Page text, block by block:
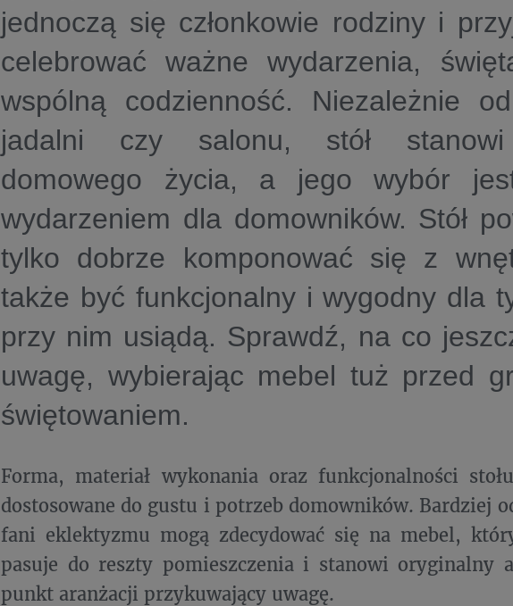
jednoczą się członkowie rodziny i
celebrować ważne wydarzenia,
wspólną codzienność. Niezależnie
jadalni czy salonu, stół stanowi
domowego życia, a jego wybór
wydarzeniem dla domowników. Stół
tylko dobrze komponować się z
także być funkcjonalny i wygodny dla
przy nim usiądą. Sprawdź, na co
uwagę, wybierając mebel tuż przed
świętowaniem.
Forma, materiał wykonania oraz funkcjonalności
dostosowane do gustu i potrzeb domowników. Bardziej
fani eklektyzmu mogą zdecydować się na mebel,
pasuje do reszty pomieszczenia i stanowi oryginalny
punkt aranżacji przykuwający uwagę.